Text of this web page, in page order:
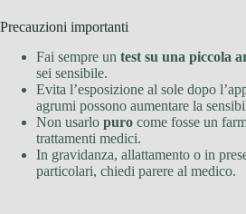
Precauzioni importanti
Fai sempre un test su una piccola
sei sensibile.
Evita l’esposizione al sole dopo
agrumi possono aumentare la
Non usarlo puro come fosse un
trattamenti medici.
In gravidanza, allattamento o in
particolari, chiedi parere al medico.